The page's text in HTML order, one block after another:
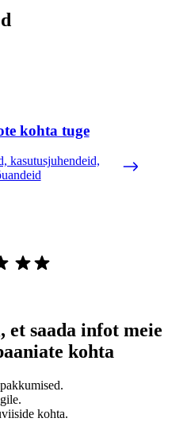
kohta tuge
kasutusjuhendeid,
saada infot meie
kohta
kohta.